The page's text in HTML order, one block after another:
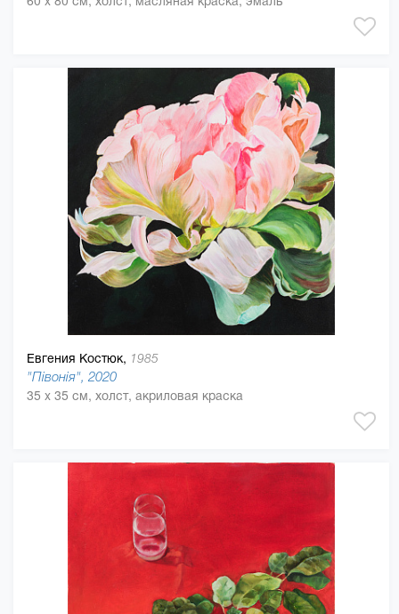
Евгения Костюк, 1985
"Півонія", 2020
35 x 35 см, холст, акриловая краска